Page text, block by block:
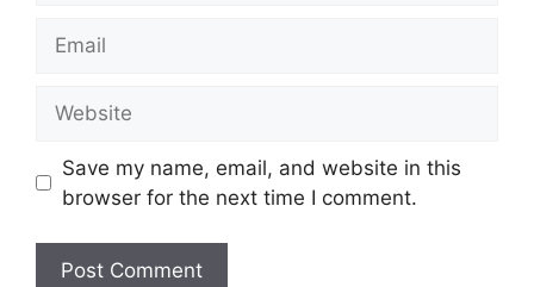
Save my name, email, and website in this
browser for the next time I comment.